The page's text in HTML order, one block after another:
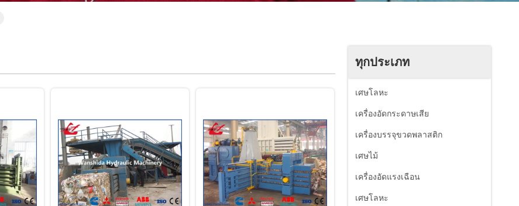
ทุกประเภท
เศษโลหะ
เครื่องอัดกระดาษเสีย
เครื่องบรรจุขวดพลาสติก
เศษไม้
เครื่องอัดแรงเฉือน
เศษโลหะ